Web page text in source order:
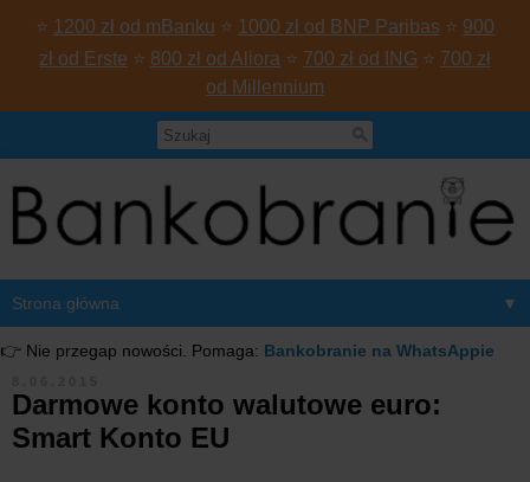
⭐ 1200 zł od mBanku ⭐ 1000 zł od BNP Paribas ⭐ 900
zł od Erste ⭐ 800 zł od Aliora ⭐ 700 zł od ING ⭐ 700 zł
od Millennium
▼
👉 Nie przegap nowości. Pomaga: Bankobranie na WhatsAppie
Darmowe konto walutowe euro:
Smart Konto EU